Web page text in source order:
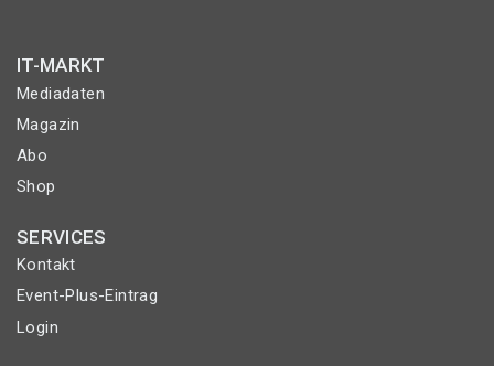
IT-MARKT
Mediadaten
Magazin
Abo
Shop
SERVICES
Kontakt
Event-Plus-Eintrag
Login